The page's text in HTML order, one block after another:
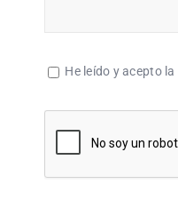
He leído y acepto la